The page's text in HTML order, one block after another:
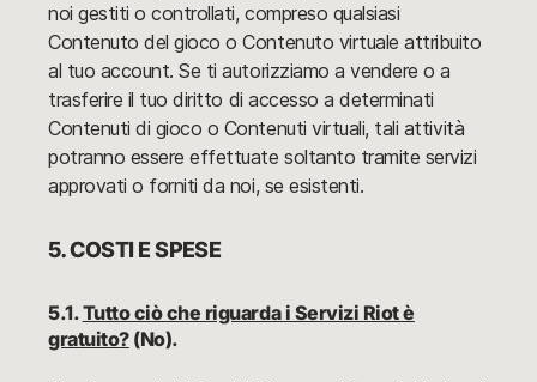
noi gestiti o controllati, compreso qualsiasi
Contenuto del gioco o Contenuto virtuale attribuito
al tuo account. Se ti autorizziamo a vendere o a
trasferire il tuo diritto di accesso a determinati
Contenuti di gioco o Contenuti virtuali, tali attività
potranno essere effettuate soltanto tramite servizi
approvati o forniti da noi, se esistenti.
5. COSTI E SPESE
5.1.Tutto ciò che riguarda i Servizi Riot è
gratuito?(No).